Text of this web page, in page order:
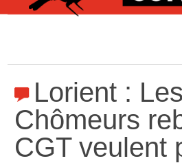
Lorient : Les
Chômeurs
CGT veulent